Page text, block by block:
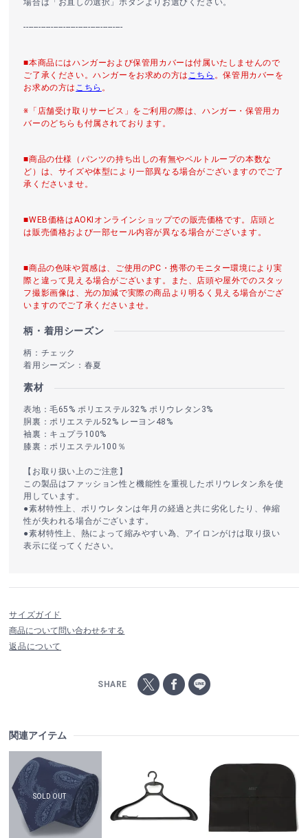
場合は「お直しの選択」ボタンよりお選びください。
----------------------------------------
■本商品にはハンガーおよび保管用カバーは付属いたしませんので
ご了承ください。ハンガーをお求めの方は こちら 。保管用カバーを
お求めの方は こちら 。
※「店舗受け取りサービス」をご利用の際は、ハンガー・保管用カ
バーのどちらも付属されております。
■商品の仕様（パンツの持ち出しの有無やベルトループの本数な
ど）は、サイズや体型により一部異なる場合がございますのでご了
承くださいませ。
■WEB価格はAOKIオンラインショップでの販売価格です。店頭と
は販売価格および一部セール内容が異なる場合がございます。
■商品の色味や質感は、ご使用のPC・携帯のモニター環境により実
際と違って見える場合がございます。また、店頭や屋外でのスタッ
フ撮影画像は、光の加減で実際の商品より明るく見える場合がござ
いますのでご了承くださいませ。
柄・着用シーズン
柄：チェック
着用シーズン：春夏
素材
表地：毛65% ポリエステル32% ポリウレタン3%
胴裏：ポリエステル52% レーヨン48%
袖裏：キュプラ100%
膝裏：ポリエステル100％
【お取り扱い上のご注意】
この製品はファッション性と機能性を重視したポリウレタン糸を使
用しています。
●素材特性上、ポリウレタンは年月の経過と共に劣化したり、伸縮
性が失われる場合がございます。
●素材特性上、熱によって縮みやすい為、アイロンがけは取り扱い
表示に従ってください。
サイズガイド
商品について問い合わせをする
返品について
SHARE
関連アイテム